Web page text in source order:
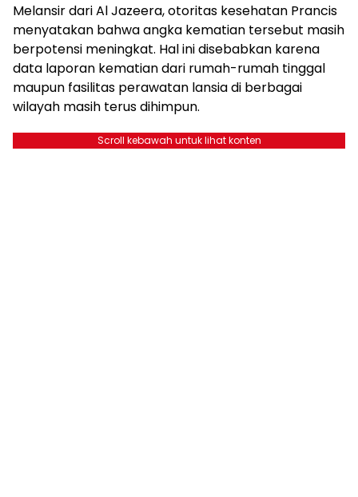
Melansir dari Al Jazeera, otoritas kesehatan Prancis
menyatakan bahwa angka kematian tersebut masih
berpotensi meningkat. Hal ini disebabkan karena
data laporan kematian dari rumah-rumah tinggal
maupun fasilitas perawatan lansia di berbagai
wilayah masih terus dihimpun.
Scroll kebawah untuk lihat konten